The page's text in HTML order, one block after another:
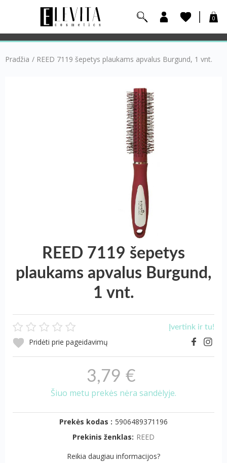
0
Pradžia / REED 7119 šepetys plaukams apvalus Burgund, 1 vnt.
REED 7119 šepetys
plaukams apvalus Burgund,
1 vnt.
Įvertink ir tu!
Pridėti prie pageidavimų
3,79 €
Šiuo metu prekės nėra sandėlyje.
Prekės kodas : 5906489371196
Prekinis ženklas: REED
Reikia daugiau informacijos?